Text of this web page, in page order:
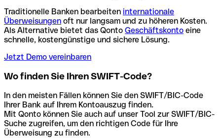
Traditionelle Banken bearbeiten internationale
Überweisungen oft nur langsam und zu höheren Kosten.
Als Alternative bietet das Qonto Geschäftskonto eine
schnelle, kostengünstige und sichere Lösung.
Jetzt Demo vereinbaren
Wo finden Sie Ihren SWIFT-Code?
In den meisten Fällen können Sie den SWIFT/BIC-Code
Ihrer Bank auf Ihrem Kontoauszug finden.
Mit Qonto können Sie auch auf unser Tool zur SWIFT/BIC-
Suche zugreifen, um den richtigen Code für Ihre
Überweisung zu finden.